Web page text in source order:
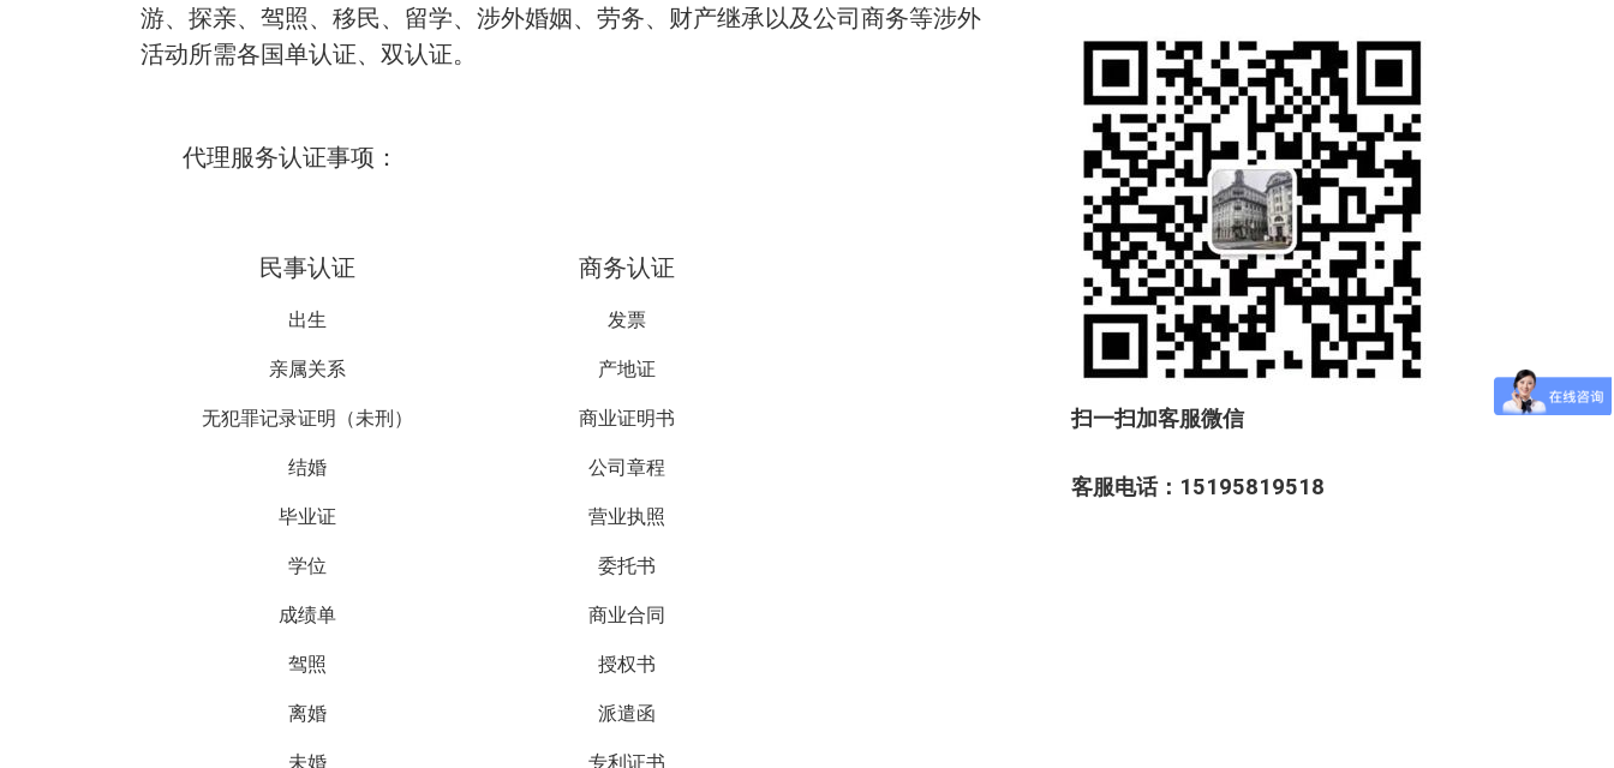
游、探亲、驾照、移民、留学、涉外婚姻、劳务、财产继承以及公司商务等涉外
活动所需各国单认证、双认证。
代理服务认证事项：
民事认证 商务认证
出生 发票
亲属关系 产地证
无犯罪记录证明（未刑） 商业证明书
结婚 公司章程
毕业证 营业执照
学位 委托书
成绩单 商业合同
驾照 授权书
离婚 派遣函
未婚 专利证书
扫一扫加客服微信
客服电话：15195819518